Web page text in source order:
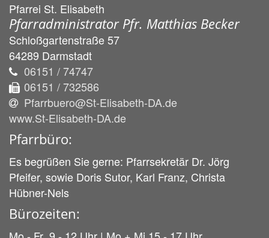
Pfarrei St. Elisabeth
Pfarradministrator Pfr. Matthias Becker
Schloßgartenstraße 57
64289 Darmstadt
06151 / 74747
06151 / 732586
Pfarrbuero@St-Elisabeth-DA.de
www.St-Elisabeth-DA.de
Pfarrbüro:
Es begrüßen Sie gerne: Pfarrsekretär Dr. Jörg
Pfeifer, sowie Doris Sutor, Karl Franz, Christa
Hübner-Nels
Bürozeiten: